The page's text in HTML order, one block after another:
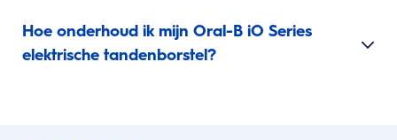
Hoe onderhoud ik mijn Oral-B iO Series
elektrische tandenborstel?